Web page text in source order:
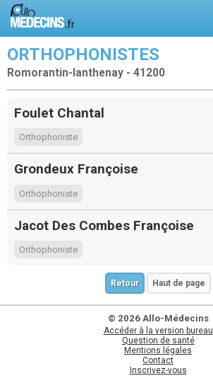
ORTHOPHONISTES
Romorantin-lanthenay - 41200
Foulet Chantal
Orthophoniste
Grondeux Françoise
Orthophoniste
Jacot Des Combes Françoise
Orthophoniste
Retour Haut de page
© 2026 Allo-Médecins
Accéder à la version bureau
Question de santé
Mentions légales
Contact
Inscrivez-vous